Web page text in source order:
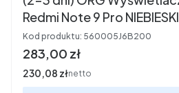
Redmi Note 9 Pro
Kod produktu: 560005J6B200
Cena
283,00 zł
Cena
230,08 złnetto